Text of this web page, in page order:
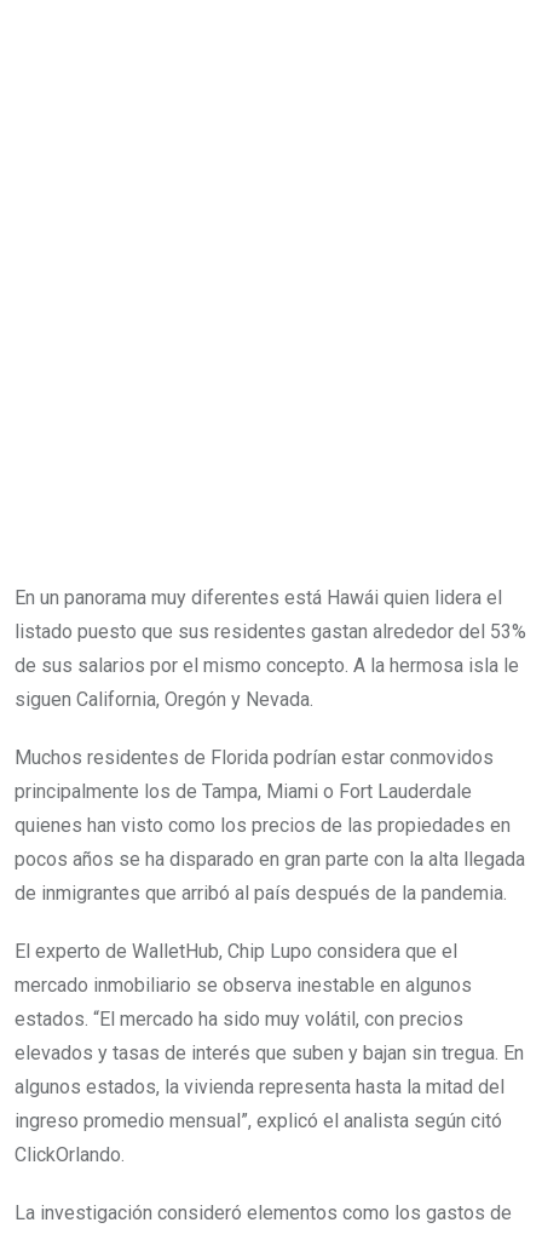
En un panorama muy diferentes está Hawái quien lidera el
listado puesto que sus residentes gastan alrededor del 53%
de sus salarios por el mismo concepto. A la hermosa isla le
siguen California, Oregón y Nevada.
Muchos residentes de Florida podrían estar conmovidos
principalmente los de Tampa, Miami o Fort Lauderdale
quienes han visto como los precios de las propiedades en
pocos años se ha disparado en gran parte con la alta llegada
de inmigrantes que arribó al país después de la pandemia.
El experto de WalletHub, Chip Lupo considera que el
mercado inmobiliario se observa inestable en algunos
estados. “El mercado ha sido muy volátil, con precios
elevados y tasas de interés que suben y bajan sin tregua. En
algunos estados, la vivienda representa hasta la mitad del
ingreso promedio mensual”, explicó el analista según citó
ClickOrlando.
La investigación consideró elementos como los gastos de